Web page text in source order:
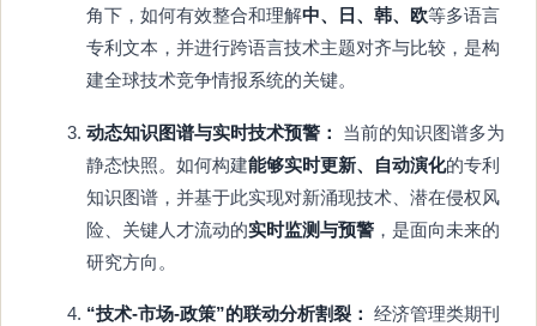
角下，如何有效整合和理解中、日、韩、欧等多语言
专利文本，并进行跨语言技术主题对齐与比较，是构
建全球技术竞争情报系统的关键。
动态知识图谱与实时技术预警：
当前的知识图谱多为
静态快照。如何构建能够实时更新、自动演化的专利
知识图谱，并基于此实现对新涌现技术、潜在侵权风
险、关键人才流动的实时监测与预警 ，是面向未来的
研究方向。
“技术-市场-政策”的联动分析割裂： 经济管理类期刊